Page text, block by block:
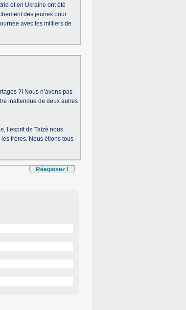
et en Ukraine ont été
des jeunes pour
avec les milliers de
?! Nous n’avons pas
inattendue de deux autres
l’esprit de Taizé nous
frères. Nous étions tous
Réagissez !